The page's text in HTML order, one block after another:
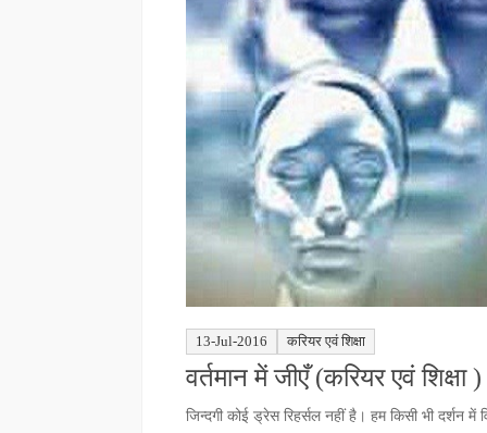
13-Jul-2016 करियर एवं शिक्षा
वर्तमान में जीएँ (करियर एवं शिक्षा )
जिन्दगी कोई ड्रेस रिहर्सल नहीं है। हम किसी भी दर्शन